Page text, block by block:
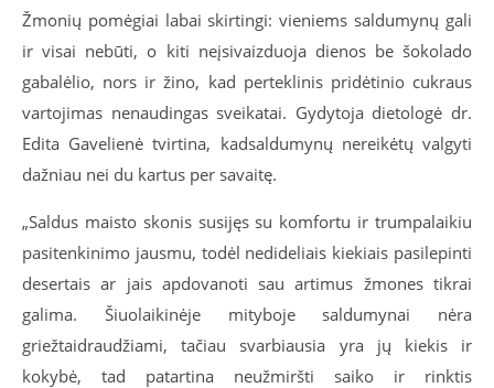
Žmonių pomėgiai labai skirtingi: vieniems saldumynų gali
ir visai nebūti, o kiti neįsivaizduoja dienos be šokolado
gabalėlio, nors ir žino, kad perteklinis pridėtinio cukraus
vartojimas nenaudingas sveikatai. Gydytoja dietologė dr.
Edita Gavelienė tvirtina, kadsaldumynų nereikėtų valgyti
dažniau nei du kartus per savaitę.
„Saldus maisto skonis susijęs su komfortu ir trumpalaikiu
pasitenkinimo jausmu, todėl nedideliais kiekiais pasilepinti
desertais ar jais apdovanoti sau artimus žmones tikrai
galima. Šiuolaikinėje mityboje saldumynai nėra
griežtaidraudžiami, tačiau svarbiausia yra jų kiekis ir
kokybė, tad patartina neužmiršti saiko ir rinktis